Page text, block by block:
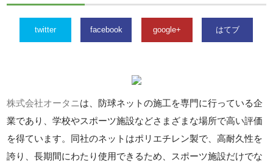
twitter facebook google+ はてブ
株式会社オータニは、防球ネットの施工を専門に行っている企
業であり、学校やスポーツ施設などさまざまな場所で高い評価
を得ています。同社のネットはポリエチレン製で、高耐久性を
誇り、長期間にわたり使用できるため、スポーツ施設だけでな